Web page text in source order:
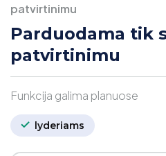
patvirtinimu
Parduodama tik
patvirtinimu
Funkcija galima planuose
lyderiams